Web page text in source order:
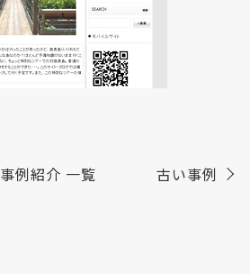
事例紹介 一覧 古い事例